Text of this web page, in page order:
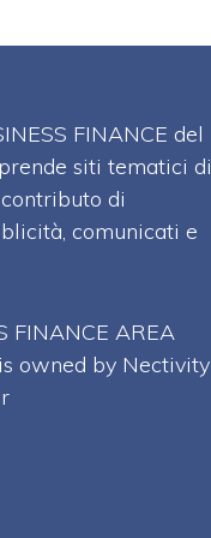
FINANCE del
siti tematici di
di
comunicati e
FINANCE AREA
owned by Nectivity